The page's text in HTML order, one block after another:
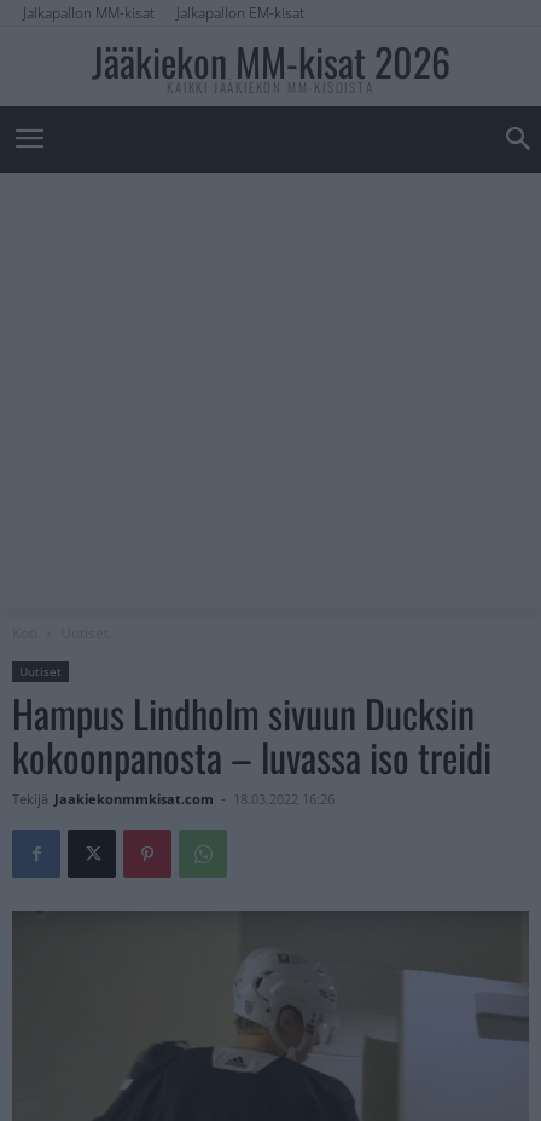
Jalkapallon MM-kisat Jalkapallon EM-kisat
Jääkiekon MM-kisat 2026
KAIKKI JÄÄKIEKON MM-KISOISTA
Uutiset
Hampus Lindholm sivuun Ducksin
kokoonpanosta – luvassa iso treidi
Tekijä Jaakiekonmmkisat.com - 18.03.2022 16:26